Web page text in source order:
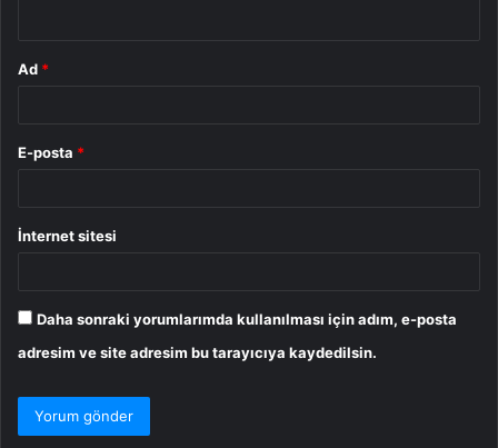
Ad *
E-posta *
İnternet sitesi
Daha sonraki yorumlarımda kullanılması için adım, e-posta
adresim ve site adresim bu tarayıcıya kaydedilsin.